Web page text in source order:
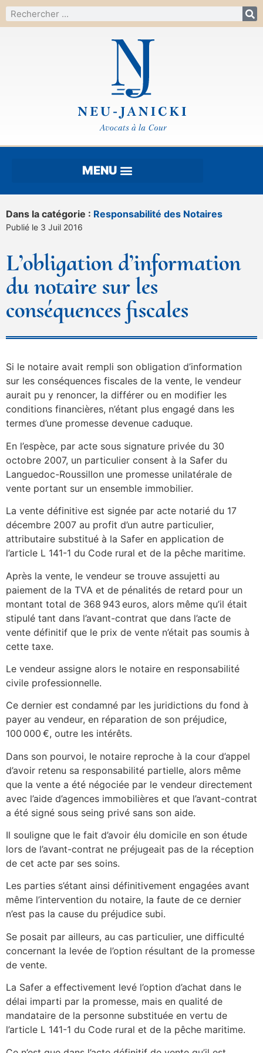
Dans la catégorie : Responsabilité des Notaires
Publié le 3 Juil 2016
L’obligation d’information
du notaire sur les
conséquences fiscales
Si le notaire avait rempli son obligation d’information
sur les conséquences fiscales de la vente, le vendeur
aurait pu y renoncer, la différer ou en modifier les
conditions financières, n’étant plus engagé dans les
termes d’une promesse devenue caduque.
En l’espèce, par acte sous signature privée du 30
octobre 2007, un particulier consent à la Safer du
Languedoc-Roussillon une promesse unilatérale de
vente portant sur un ensemble immobilier.
La vente définitive est signée par acte notarié du 17
décembre 2007 au profit d’un autre particulier,
attributaire substitué à la Safer en application de
l’article L 141-1 du Code rural et de la pêche maritime.
Après la vente, le vendeur se trouve assujetti au
paiement de la TVA et de pénalités de retard pour un
montant total de 368 943 euros, alors même qu’il était
stipulé tant dans l’avant-contrat que dans l’acte de
vente définitif que le prix de vente n’était pas soumis à
cette taxe.
Le vendeur assigne alors le notaire en responsabilité
civile professionnelle.
Ce dernier est condamné par les juridictions du fond à
payer au vendeur, en réparation de son préjudice,
100 000 €, outre les intérêts.
Dans son pourvoi, le notaire reproche à la cour d’appel
d’avoir retenu sa responsabilité partielle, alors même
que la vente a été négociée par le vendeur directement
avec l’aide d’agences immobilières et que l’avant-contrat
a été signé sous seing privé sans son aide.
Il souligne que le fait d’avoir élu domicile en son étude
lors de l’avant-contrat ne préjugeait pas de la réception
de cet acte par ses soins.
Les parties s’étant ainsi définitivement engagées avant
même l’intervention du notaire, la faute de ce dernier
n’est pas la cause du préjudice subi.
Se posait par ailleurs, au cas particulier, une difficulté
concernant la levée de l’option résultant de la promesse
de vente.
La Safer a effectivement levé l’option d’achat dans le
délai imparti par la promesse, mais en qualité de
mandataire de la personne substituée en vertu de
l’article L 141-1 du Code rural et de la pêche maritime.